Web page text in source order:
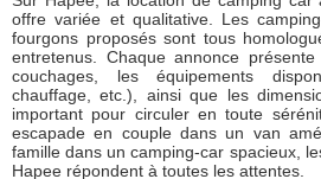
offre variée et qualitative. Les
fourgons proposés sont tous
entretenus. Chaque annonce
couchages, les équipements
chauffage, etc.), ainsi que les
important pour circuler en toute
escapade en couple dans un van
famille dans un camping-car spacieux,
Hapee répondent à toutes les attentes.